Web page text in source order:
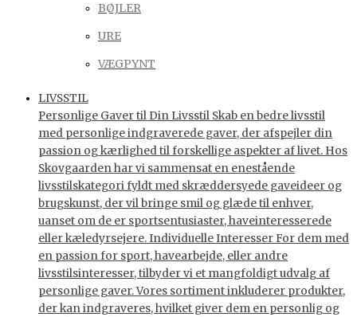
BØJLER
URE
VÆGPYNT
LIVSSTIL
Personlige Gaver til Din Livsstil Skab en bedre livsstil
med personlige indgraverede gaver, der afspejler din
passion og kærlighed til forskellige aspekter af livet. Hos
Skovgaarden har vi sammensat en enestående
livsstilskategori fyldt med skræddersyede gaveideer og
brugskunst, der vil bringe smil og glæde til enhver,
uanset om de er sportsentusiaster, haveinteresserede
eller kæledyrsejere. Individuelle Interesser For dem med
en passion for sport, havearbejde, eller andre
livsstilsinteresser, tilbyder vi et mangfoldigt udvalg af
personlige gaver. Vores sortiment inkluderer produkter,
der kan indgraveres, hvilket giver dem en personlig og